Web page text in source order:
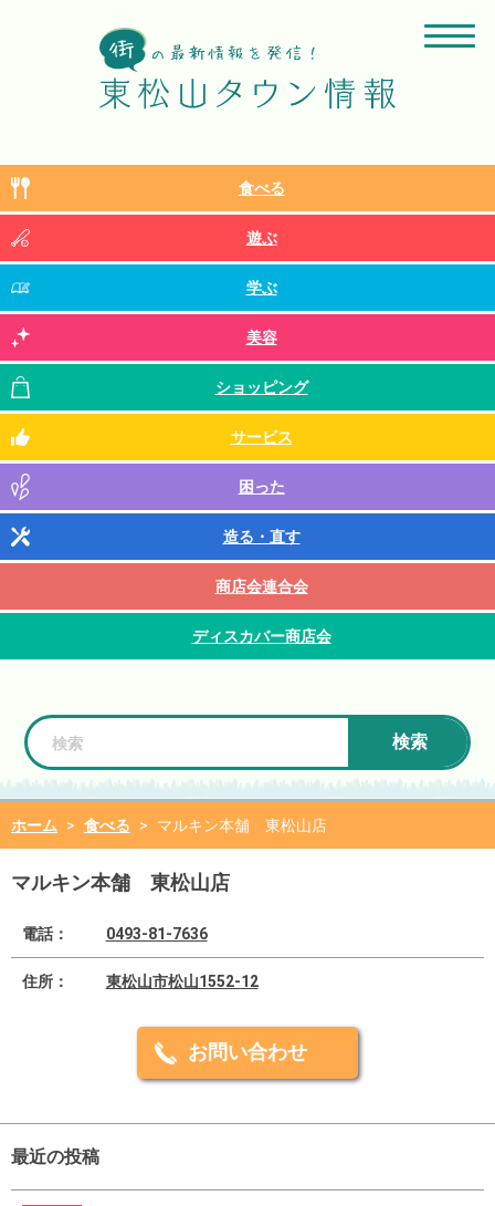
食べる
遊ぶ
学ぶ
美容
ショッピング
サービス
困った
造る・直す
商店会連合会
ディスカバー商店会
検索
ホーム > 食べる > マルキン本舗 東松山店
マルキン本舗 東松山店
電話： 0493-81-7636
住所： 東松山市松山1552-12
お問い合わせ
最近の投稿